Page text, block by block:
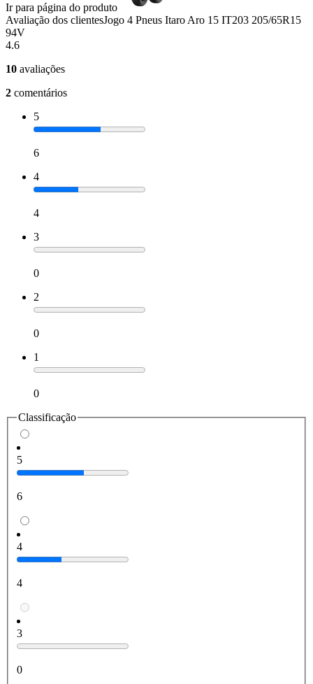
Ir para página do produto
Avaliação dos clientesJogo 4 Pneus Itaro Aro 15 IT203 205/65R15
94V
4.6
10 avaliações
2 comentários
5
6
4
4
3
0
2
0
1
0
Classificação
5
6
4
4
3
0